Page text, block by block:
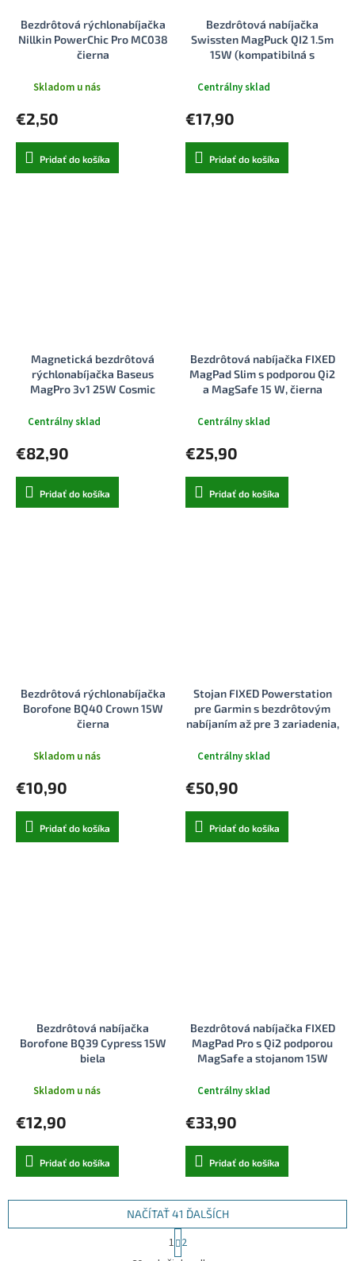
Bezdrôtová rýchlonabíjačka
Nillkin PowerChic Pro MC038
čierna
Skladom u nás
€2,50
Pridať do košíka
Bezdrôtová nabíjačka
Swissten MagPuck QI2 1.5m
15W (kompatibilná s
Centrálny sklad
€17,90
Pridať do košíka
Magnetická bezdrôtová
rýchlonabíjačka Baseus
MagPro 3v1 25W Cosmic
Centrálny sklad
€82,90
Pridať do košíka
Bezdrôtová nabíjačka FIXED
MagPad Slim s podporou Qi2
a MagSafe 15 W, čierna
Centrálny sklad
€25,90
Pridať do košíka
Bezdrôtová rýchlonabíjačka
Borofone BQ40 Crown 15W
čierna
Skladom u nás
€10,90
Pridať do košíka
Stojan FIXED Powerstation
pre Garmin s bezdrôtovým
nabíjaním až pre 3 zariadenia,
Centrálny sklad
€50,90
Pridať do košíka
Bezdrôtová nabíjačka
Borofone BQ39 Cypress 15W
biela
Skladom u nás
€12,90
Pridať do košíka
Bezdrôtová nabíjačka FIXED
MagPad Pro s Qi2 podporou
MagSafe a stojanom 15W
Centrálny sklad
€33,90
Pridať do košíka
O
NAČÍTAŤ 41 ĎALŠÍCH
S
t
1 2